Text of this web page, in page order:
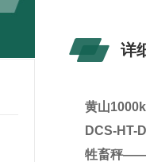
详
黄山
DCS-HT-
牲畜秤——